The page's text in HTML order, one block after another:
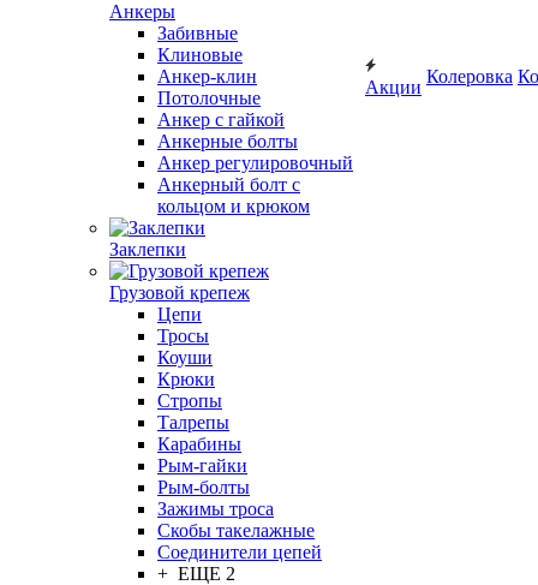
Анкеры
Забивные
Клиновые
Анкер-клин
Потолочные
Анкер с гайкой
Анкерные болты
Анкер регулировочный
Анкерный болт с
кольцом и крюком
Заклепки
Грузовой крепеж
Цепи
Тросы
Коуши
Крюки
Стропы
Талрепы
Карабины
Рым-гайки
Рым-болты
Зажимы троса
Скобы такелажные
Соединители цепей
+ ЕЩЕ 2
Акции
Колеровка